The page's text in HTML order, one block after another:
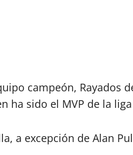
campeón, Rayados
ha sido el MVP de la
a excepción de Alan